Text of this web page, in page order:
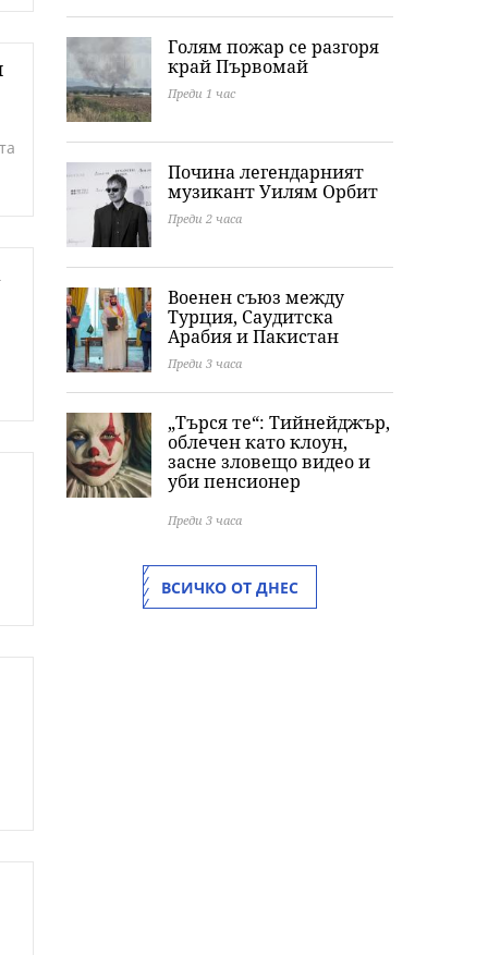
Голям пожар се разгоря
край Първомай
Преди 1 час
Почина легендарният
музикант Уилям Орбит
Преди 2 часа
Военен съюз между
Турция, Саудитска
Арабия и Пакистан
Преди 3 часа
„Търся те“: Тийнейджър,
облечен като клоун,
засне зловещо видео и
уби пенсионер
Преди 3 часа
ВСИЧКО ОТ ДНЕС